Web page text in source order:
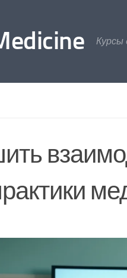
Курсы